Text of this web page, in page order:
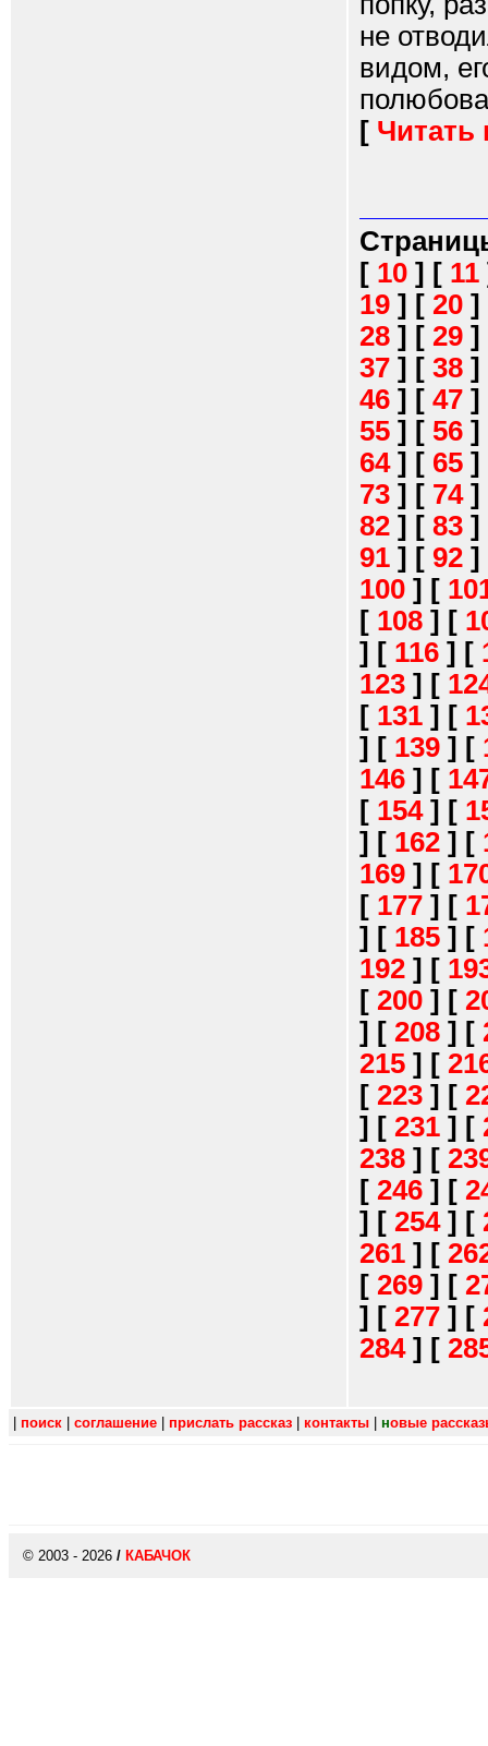
не
видом,
[ Читать
[ 10 ] [ 11
19 ] [ 20 ]
28 ] [ 29 ]
37 ] [ 38 ]
46 ] [ 47 ]
55 ] [ 56 ]
64] [ 65 ]
73 ] [ 74]
82 ] [ 83 ]
91 ] [ 92 ]
100 ] [
[ 108 ] [
] [ 116 ] [
123 ] [
[ 131 ] [
] [ 139 ] [
146 ] [
[ 154] [
] [ 162 ] [
169 ] [
[ 177 ] [
] [ 185 ] [
192 ] [
[ 200 ] [
] [ 208 ] [
215 ] [
[ 223 ] [
] [ 231 ] [
238 ] [
[ 246 ] [
] [ 254] [
261 ] [
[ 269 ] [
] [ 277 ] [
284] [
поиск соглашение прислать рассказ контакты новые
© 2003 - 2026 / КАБАЧОК